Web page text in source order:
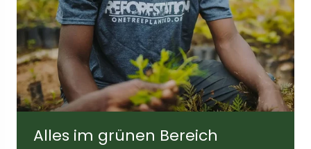
Breite der Linse:57 mm Höhe der Linse:41mm
Bügellänge: 146 mm
Alles im grünen Bereich